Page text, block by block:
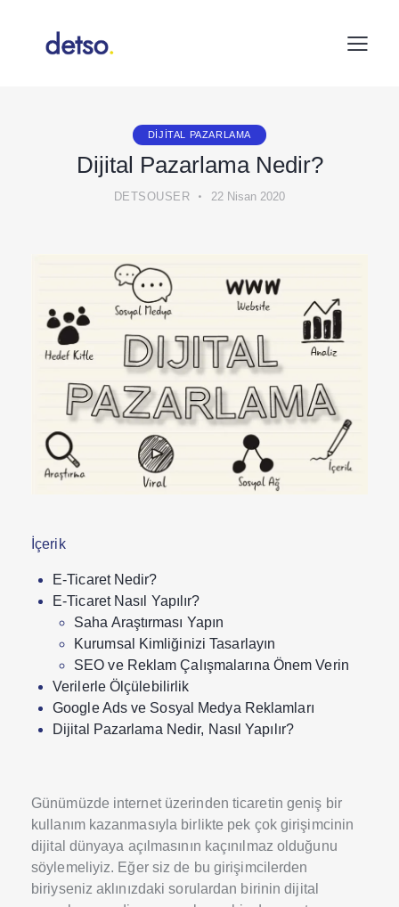
DIJITAL PAZARLAMA
Dijital Pazarlama Nedir?
DETSOUSER 22 Nisan 2020
İçerik
E-Ticaret Nedir?
E-Ticaret Nasıl Yapılır?
Saha Araştırması Yapın
Kurumsal Kimliğinizi Tasarlayın
SEO ve Reklam Çalışmalarına Önem Verin
Verilerle Ölçülebilirlik
Google Ads ve Sosyal Medya Reklamları
Dijital Pazarlama Nedir, Nasıl Yapılır?
Günümüzde internet üzerinden ticaretin geniş bir
kullanım kazanmasıyla birlikte pek çok girişimcinin
dijital dünyaya açılmasının kaçınılmaz olduğunu
söylemeliyiz. Eğer siz de bu girişimcilerden
biriyseniz aklınızdaki sorulardan birinin dijital